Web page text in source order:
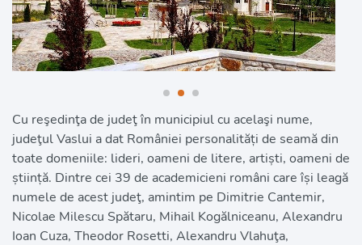
Cu reşedinţa de judeţ în municipiul cu acelaşi nume,
judeţul Vaslui a dat României personalități de seamă din
toate domeniile: lideri, oameni de litere, artiști, oameni de
știință. Dintre cei 39 de academicieni români care își leagă
numele de acest judeţ, amintim pe Dimitrie Cantemir,
Nicolae Milescu Spătaru, Mihail Kogălniceanu, Alexandru
Ioan Cuza, Theodor Rosetti, Alexandru Vlahuţa,